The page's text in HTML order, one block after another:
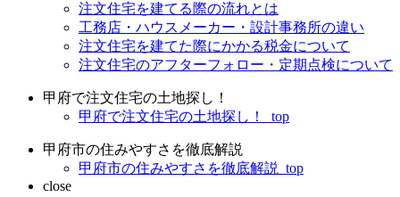
注文住宅を建てる際の流れとは
工務店・ハウスメーカー・設計事務所の違い
注文住宅を建てた際にかかる税金について
注文住宅のアフターフォロー・定期点検について
甲府で注文住宅の土地探し！
甲府で注文住宅の土地探し！_top
甲府市の住みやすさを徹底解説
甲府市の住みやすさを徹底解説_top
close